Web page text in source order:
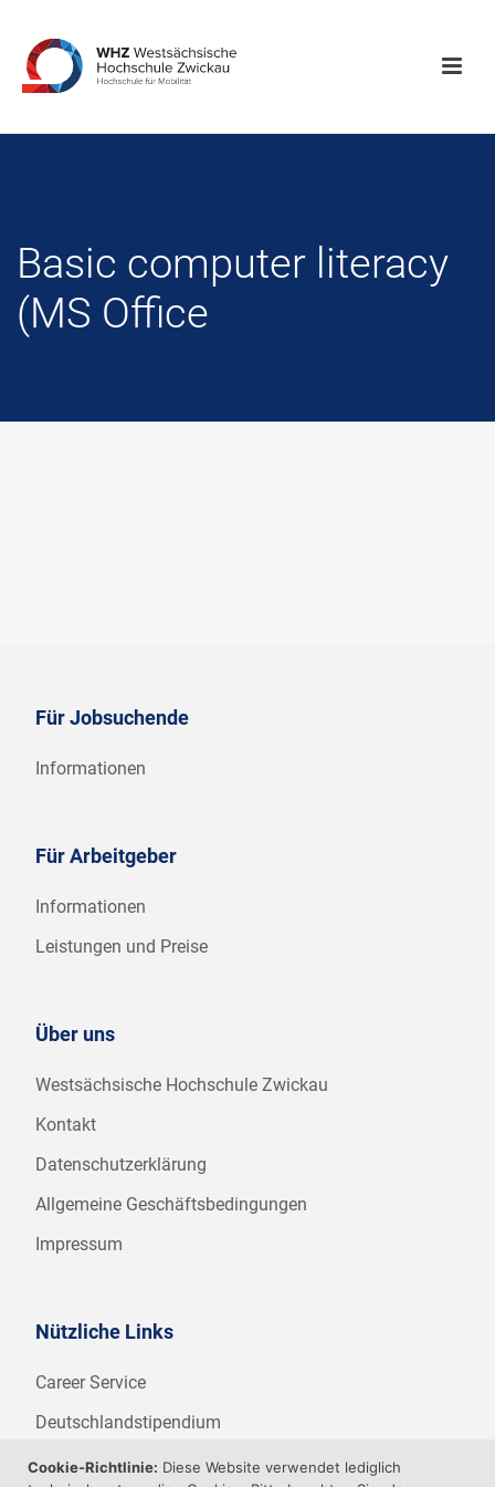
Basic computer literacy
(MS Office
Für Jobsuchende
Informationen
Für Arbeitgeber
Informationen
Leistungen und Preise
Über uns
Westsächsische Hochschule Zwickau
Kontakt
Datenschutzerklärung
Allgemeine Geschäftsbedingungen
Impressum
Nützliche Links
Career Service
Deutschlandstipendium
WHZ Firmenstipendium
Cookie-Richtlinie: Diese Website verwendet lediglich